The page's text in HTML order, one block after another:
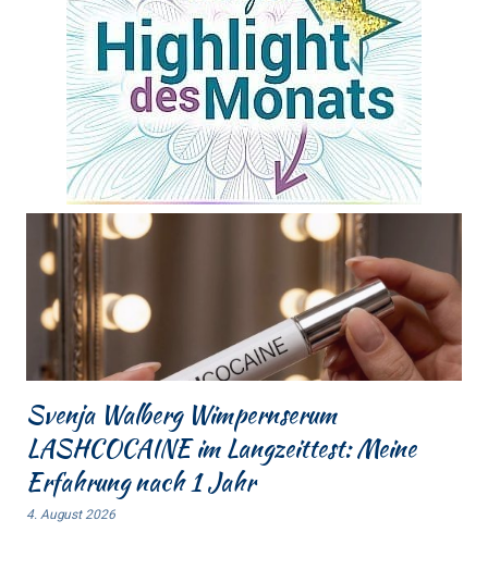
Svenja Walberg Wimpernserum
LASHCOCAINE im Langzeittest: Meine
Erfahrung nach 1 Jahr
4. August 2026